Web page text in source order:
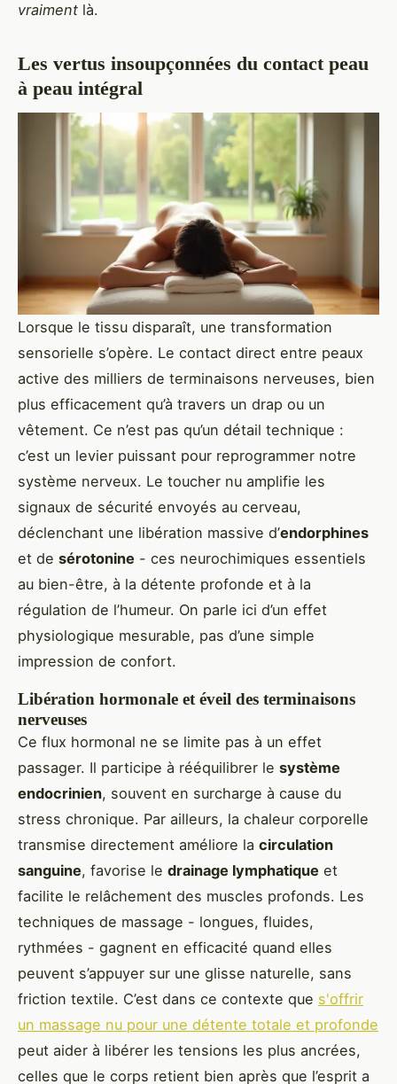
vraiment là.
Les vertus insoupçonnées du contact peau
à peau intégral
Lorsque le tissu disparaît, une transformation
sensorielle s’opère. Le contact direct entre peaux
active des milliers de terminaisons nerveuses, bien
plus efficacement qu’à travers un drap ou un
vêtement. Ce n’est pas qu’un détail technique :
c’est un levier puissant pour reprogrammer notre
système nerveux. Le toucher nu amplifie les
signaux de sécurité envoyés au cerveau,
déclenchant une libération massive d’endorphines
et de sérotonine - ces neurochimiques essentiels
au bien-être, à la détente profonde et à la
régulation de l’humeur. On parle ici d’un effet
physiologique mesurable, pas d’une simple
impression de confort.
Libération hormonale et éveil des terminaisons
nerveuses
Ce flux hormonal ne se limite pas à un effet
passager. Il participe à rééquilibrer le système
endocrinien, souvent en surcharge à cause du
stress chronique. Par ailleurs, la chaleur corporelle
transmise directement améliore la circulation
sanguine, favorise le drainage lymphatique et
facilite le relâchement des muscles profonds. Les
techniques de massage - longues, fluides,
rythmées - gagnent en efficacité quand elles
peuvent s’appuyer sur une glisse naturelle, sans
friction textile. C’est dans ce contexte que s'offrir
un massage nu pour une détente totale et profonde
peut aider à libérer les tensions les plus ancrées,
celles que le corps retient bien après que l’esprit a